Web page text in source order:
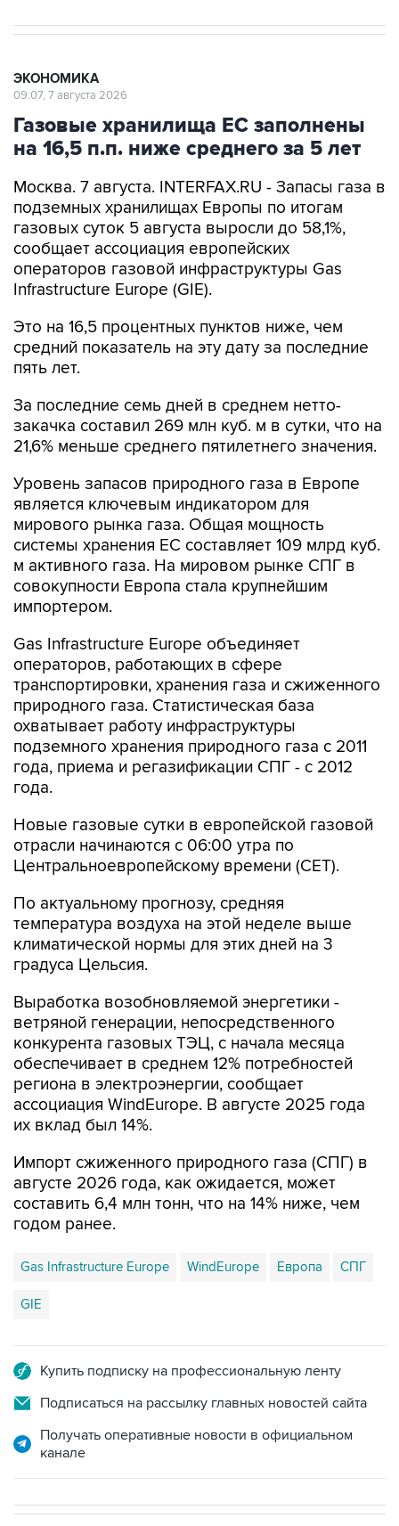
ЭКОНОМИКА
09:07, 7 августа 2026
Газовые хранилища ЕС заполнены
на 16,5 п.п. ниже среднего за 5 лет
Москва. 7 августа. INTERFAX.RU - Запасы газа в
подземных хранилищах Европы по итогам
газовых суток 5 августа выросли до 58,1%,
сообщает ассоциация европейских
операторов газовой инфраструктуры Gas
Infrastructure Europe (GIE).
Это на 16,5 процентных пунктов ниже, чем
средний показатель на эту дату за последние
пять лет.
За последние семь дней в среднем нетто-
закачка составил 269 млн куб. м в сутки, что на
21,6% меньше среднего пятилетнего значения.
Уровень запасов природного газа в Европе
является ключевым индикатором для
мирового рынка газа. Общая мощность
системы хранения ЕС составляет 109 млрд куб.
м активного газа. На мировом рынке СПГ в
совокупности Европа стала крупнейшим
импортером.
Gas Infrastructure Europe объединяет
операторов, работающих в сфере
транспортировки, хранения газа и сжиженного
природного газа. Статистическая база
охватывает работу инфраструктуры
подземного хранения природного газа с 2011
года, приема и регазификации СПГ - с 2012
года.
Новые газовые сутки в европейской газовой
отрасли начинаются c 06:00 утра по
Центральноевропейскому времени (CET).
По актуальному прогнозу, средняя
температура воздуха на этой неделе выше
климатической нормы для этих дней на 3
градуса Цельсия.
Выработка возобновляемой энергетики -
ветряной генерации, непосредственного
конкурента газовых ТЭЦ, с начала месяца
обеспечивает в среднем 12% потребностей
региона в электроэнергии, сообщает
ассоциация WindEurope. В августе 2025 года
их вклад был 14%.
Импорт сжиженного природного газа (СПГ) в
августе 2026 года, как ожидается, может
составить 6,4 млн тонн, что на 14% ниже, чем
годом ранее.
Gas Infrastructure Europe WindEurope Европа СПГ
GIE
Купить подписку на профессиональную ленту
Подписаться на рассылку главных новостей сайта
Получать оперативные новости в официальном
канале